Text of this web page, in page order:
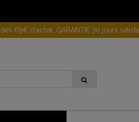
Gagnez 10 euros en parrainant un proche !